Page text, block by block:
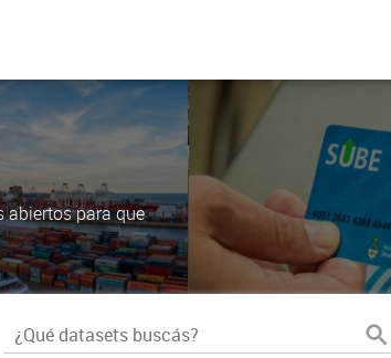
abiertos para que